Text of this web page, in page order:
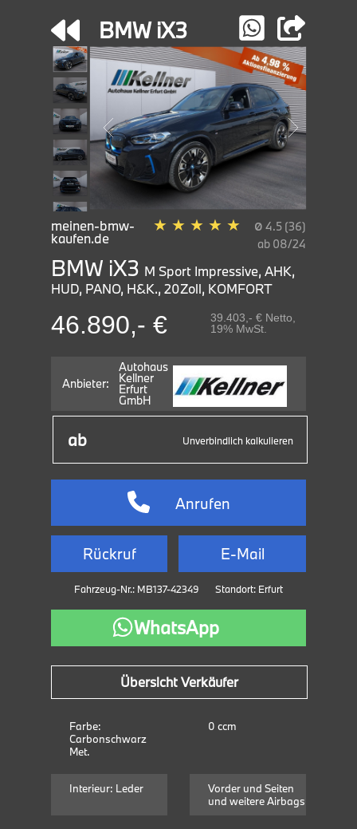
BMW iX3
meinen-bmw-
kaufen.de
★ ★ ★ ★ ★ ø 4.5 (36)
ab 08/24
BMW iX3 M Sport Impressive, AHK,
HUD, PANO, H&K., 20Zoll, KOMFORT
46.890,- €
39.403,- € Netto,
19% MwSt.
Anbieter:
Autohaus
Kellner
Erfurt
GmbH
Unverbindlich kalkulieren
Anrufen
Rückruf E-Mail
Fahrzeug-Nr.: MB137-42349 Standort: Erfurt
WhatsApp
Übersicht Verkäufer
Farbe:
Carbonschwarz
Met.
0 ccm
Interieur: Leder
Vorder und Seiten
und weitere Airbags